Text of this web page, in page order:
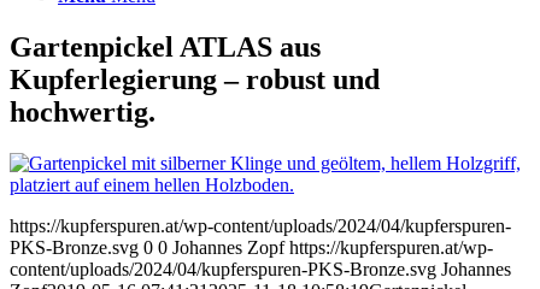
Gartenpickel ATLAS aus
Kupferlegierung – robust und
hochwertig.
https://kupferspuren.at/wp-content/uploads/2024/04/kupferspuren-
PKS-Bronze.svg 0 0 Johannes Zopf https://kupferspuren.at/wp-
content/uploads/2024/04/kupferspuren-PKS-Bronze.svg Johannes